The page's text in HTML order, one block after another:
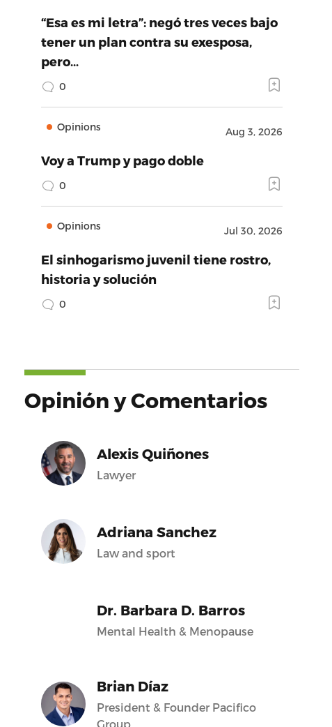
“Esa es mi letra”: negó tres veces bajo
tener un plan contra su exesposa,
pero…
0
Opinions Aug 3, 2026
Voy a Trump y pago doble
0
Opinions Jul 30, 2026
El sinhogarismo juvenil tiene rostro,
historia y solución
0
Opinión y Comentarios
Alexis Quiñones
Lawyer
Adriana Sanchez
Law and sport
Dr. Barbara D. Barros
Mental Health & Menopause
Brian Díaz
President & Founder Pacifico
Group